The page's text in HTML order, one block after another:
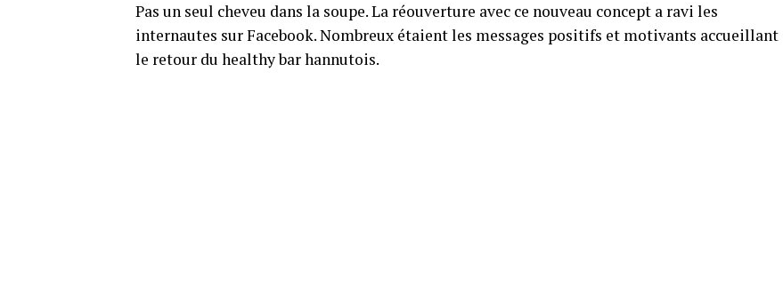
Pas un seul cheveu dans la soupe. La réouverture avec ce nouveau concept a ravi les
internautes sur Facebook. Nombreux étaient les messages positifs et motivants accueillant
le retour du healthy bar hannutois.